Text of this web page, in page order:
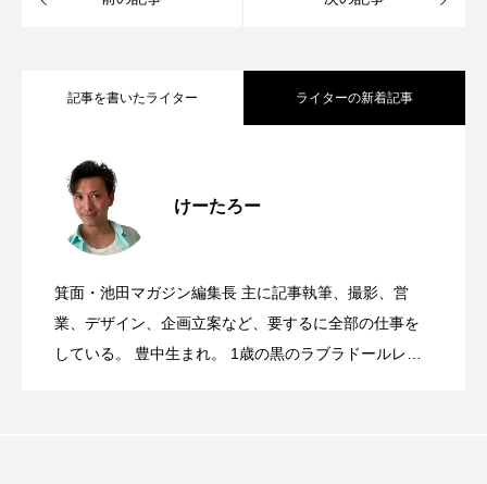
記事を書いたライター ライターの新着記事
けーたろー
箕面・池田マガジン編集長 主に記事執筆、撮影、営
業、デザイン、企画立案など、要するに全部の仕事を
している。 豊中生まれ。 1歳の黒のラブラドールレト
2026.08.07
ますか…？
2026.08.06
ープンするみたい。
2026.08.06 8月15日(土)16日(日)、みのおキューズモ